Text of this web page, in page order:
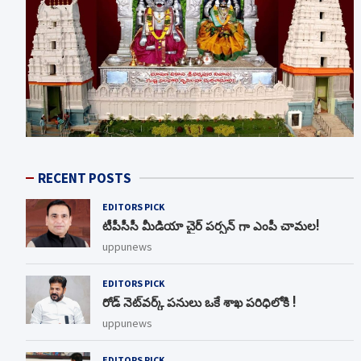
RECENT POSTS
EDITORS PICK
టీపీసీసీ మీడియా చైర్ పర్సన్ గా ఎంపీ చామల!
uppunews
EDITORS PICK
రోడ్ నెట్‌వర్క్‌ పనులు ఒకే శాఖ పరిధిలోకి !
uppunews